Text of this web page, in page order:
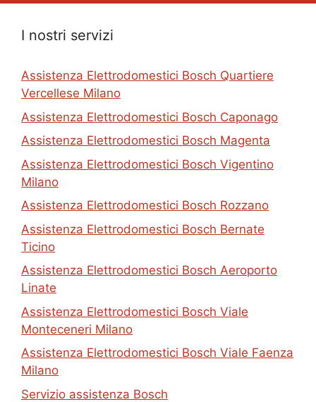
I nostri servizi
Assistenza Elettrodomestici Bosch Quartiere
Vercellese Milano
Assistenza Elettrodomestici Bosch Caponago
Assistenza Elettrodomestici Bosch Magenta
Assistenza Elettrodomestici Bosch Vigentino
Milano
Assistenza Elettrodomestici Bosch Rozzano
Assistenza Elettrodomestici Bosch Bernate
Ticino
Assistenza Elettrodomestici Bosch Aeroporto
Linate
Assistenza Elettrodomestici Bosch Viale
Monteceneri Milano
Assistenza Elettrodomestici Bosch Viale Faenza
Milano
Servizio assistenza Bosch